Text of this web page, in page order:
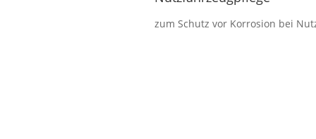
zum Schutz vor Korrosion bei